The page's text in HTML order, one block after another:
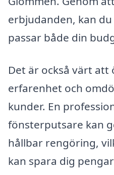
erbjudanden, kan
passar både din
Det är också värt
erfarenhet och
kunder. En
fönsterputsare kan
hållbar rengöring,
kan spara dig